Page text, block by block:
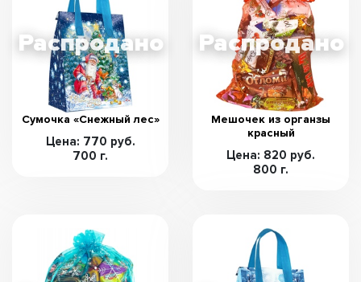
Сумочка «Снежный лес»
Цена: 770 руб.
700 г.
Мешочек из органзы
красный
Цена: 820 руб.
800 г.